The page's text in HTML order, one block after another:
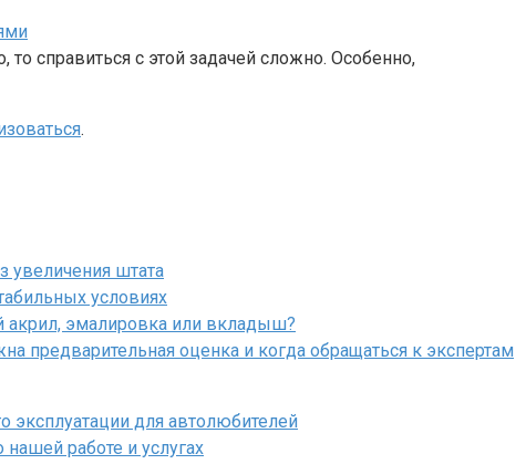
справиться с этой задачей сложно. Особенно,
.
увеличения штата
условиях
акрил, эмалировка или вкладыш?
предварительная оценка и когда обращаться к экспертам
эксплуатации для автолюбителей
работе и услугах